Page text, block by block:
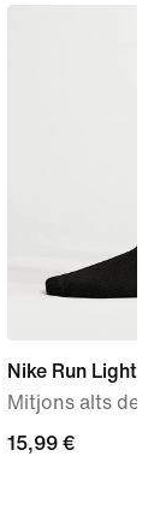
Nike Run
Mitjons alts de
15,99 €
15,99 €